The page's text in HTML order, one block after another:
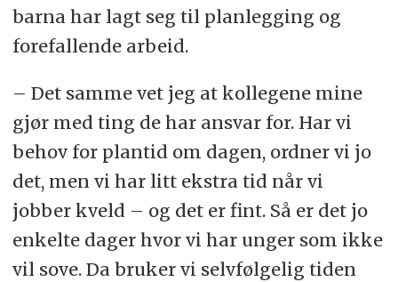
barna har lagt seg til planlegging og
forefallende arbeid.
– Det samme vet jeg at kollegene mine
gjør med ting de har ansvar for. Har vi
behov for plantid om dagen, ordner vi jo
det, men vi har litt ekstra tid når vi
jobber kveld – og det er fint. Så er det jo
enkelte dager hvor vi har unger som ikke
vil sove. Da bruker vi selvfølgelig tiden